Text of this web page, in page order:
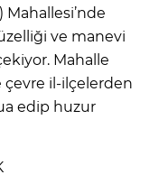
Mahallesi’nde
ve manevi
Mahalle
çevre il-ilçelerden
edip huzur